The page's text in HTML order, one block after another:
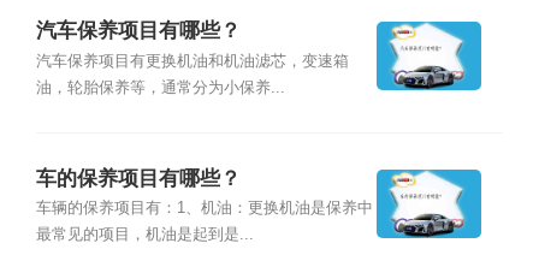
汽车保养项目有哪些？
汽车保养项目有更换机油和机油滤芯，变速箱
油，轮胎保养等，通常分为小保养...
车的保养项目有哪些？
车辆的保养项目有：1、机油：更换机油是保养中
最常见的项目，机油是起到是...